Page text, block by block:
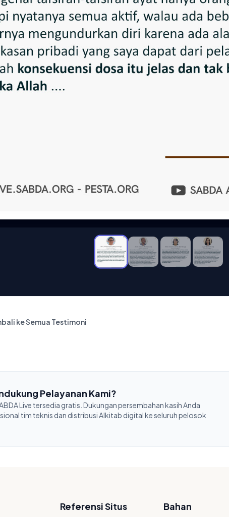
ke Semua Testimoni
Pelayanan Kami?
Live tersedia gratis. Dukungan persembahan kasih Anda
tim teknis dan distribusi Alkitab digital ke seluruh pelosok
Referensi Situs Bahan